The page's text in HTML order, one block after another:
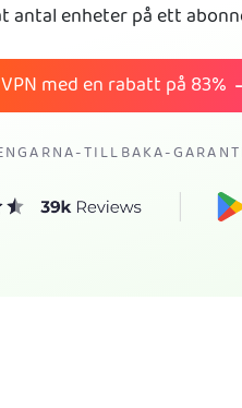
antal enheter på ett
med en rabatt på83%
TILLBAKA-